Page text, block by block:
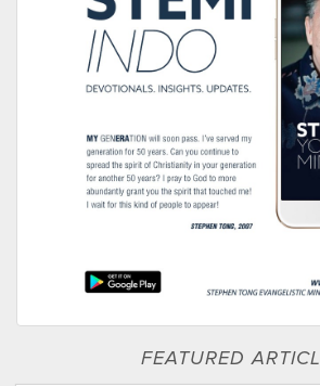
FEATURED